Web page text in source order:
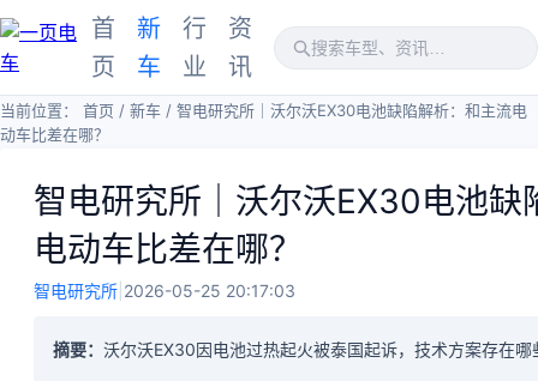
首
页
新
车
行
业
资
讯
当前位置： 首页 / 新车 / 智电研究所｜沃尔沃EX30电池缺陷解析：和主流电
动车比差在哪？
智电研究所｜沃尔沃EX30电池缺
电动车比差在哪？
智电研究所 2026-05-25 20:17:03
摘要： 沃尔沃EX30因电池过热起火被泰国起诉，技术方案存在哪